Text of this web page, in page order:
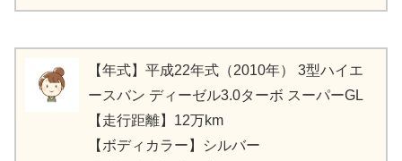
【年式】平成22年式（2010年） 3型ハイエ
ースバン ディーゼル3.0ターボ スーパーGL
【走行距離】12万km
【ボディカラー】シルバー